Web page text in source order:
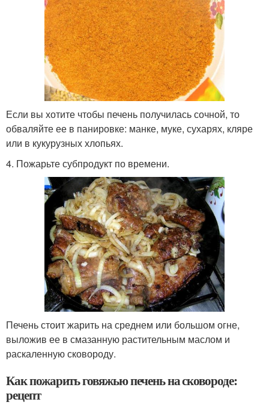
Если вы хотите чтобы печень получилась сочной, то
обваляйте ее в панировке: манке, муке, сухарях, кляре
или в кукурузных хлопьях.
4. Пожарьте субпродукт по времени.
Печень стоит жарить на среднем или большом огне,
выложив ее в смазанную растительным маслом и
раскаленную сковороду.
Как пожарить говяжью печень на сковороде:
рецепт